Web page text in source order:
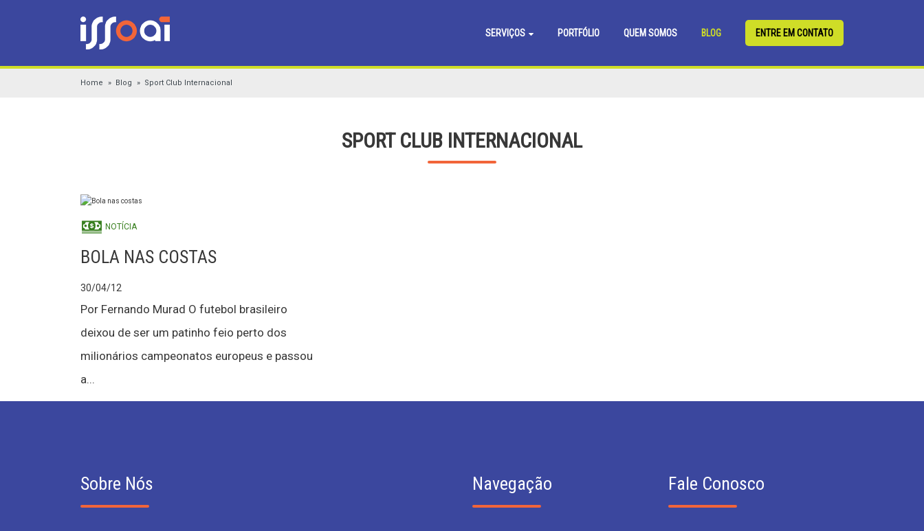
SERVIÇOS PORTFÓLIO QUEM SOMOS BLOG ENTRE EM CONTATO
Home Blog Sport Club Internacional
SPORT CLUB INTERNACIONAL
NOTÍCIA
BOLA NAS COSTAS
30/04/12
Por Fernando Murad O futebol brasileiro
deixou de ser um patinho feio perto dos
milionários campeonatos europeus e passou
a...
Sobre Nós Navegação Fale Conosco